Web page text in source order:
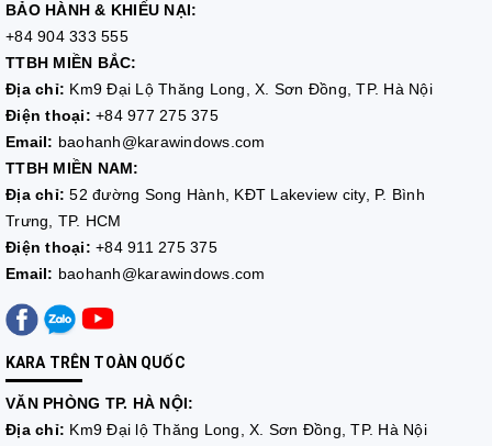
BẢO HÀNH & KHIẾU NẠI:
+84 904 333 555
TTBH MIỀN BẮC:
Địa chỉ: Km9 Đại Lộ Thăng Long, X. Sơn Đồng, TP. Hà Nội
Điện thoại: +84 977 275 375
Email: baohanh@karawindows.com
TTBH MIỀN NAM:
Địa chỉ: 52 đường Song Hành, KĐT Lakeview city, P. Bình
Trưng, TP. HCM
Điện thoại: +84 911 275 375
Email: baohanh@karawindows.com
KARA TRÊN TOÀN QUỐC
VĂN PHÒNG TP. HÀ NỘI:
Địa chỉ: Km9 Đại lộ Thăng Long, X. Sơn Đồng, TP. Hà Nội